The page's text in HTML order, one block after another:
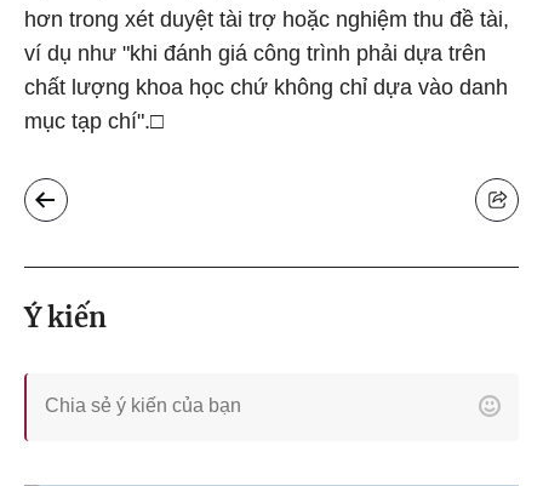
hơn trong xét duyệt tài trợ hoặc nghiệm thu đề tài,
ví dụ như "khi đánh giá công trình phải dựa trên
chất lượng khoa học chứ không chỉ dựa vào danh
mục tạp chí".□
Ý kiến